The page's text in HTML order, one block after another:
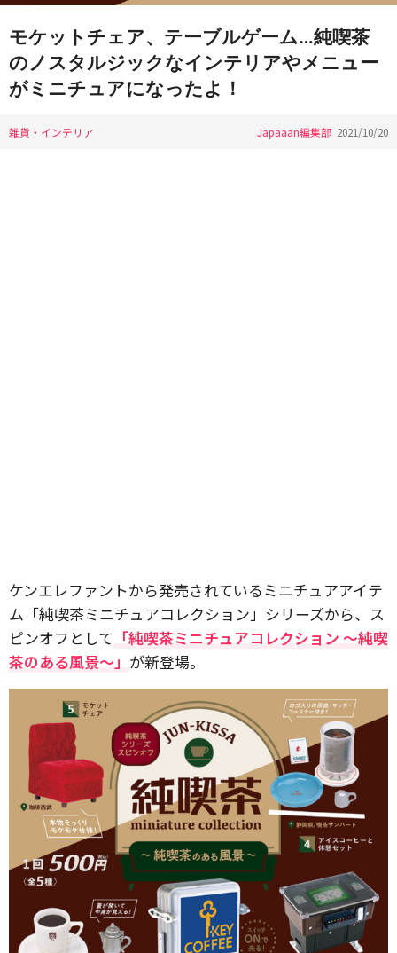
モケットチェア、テーブルゲーム…純喫茶
のノスタルジックなインテリアやメニュー
がミニチュアになったよ！
雑貨・インテリア Japaaan編集部 2021/10/20
ケンエレファントから発売されているミニチュアアイテ
ム「純喫茶ミニチュアコレクション」シリーズから、ス
ピンオフとして 「純喫茶ミニチュアコレクション ～純喫
茶のある風景～」 が新登場。